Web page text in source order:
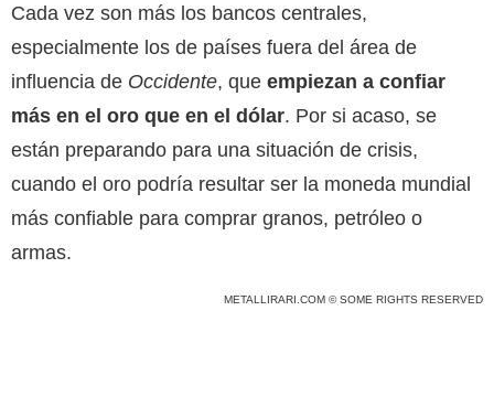
Cada vez son más los bancos centrales,
especialmente los de países fuera del área de
influencia de Occidente, que empiezan a confiar
más en el oro que en el dólar. Por si acaso, se
están preparando para una situación de crisis,
cuando el oro podría resultar ser la moneda mundial
más confiable para comprar granos, petróleo o
armas.
METALLIRARI.COM © SOME RIGHTS RESERVED